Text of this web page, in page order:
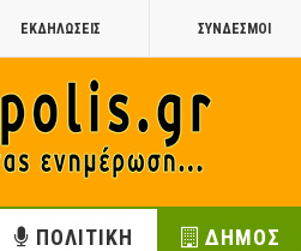
ΕΚΔΗΛΩΣΕΙΣ ΣΥΝΔΕΣΜΟΙ
ΠΟΛΙΤΙΚΗ ΔΗΜΟΣ